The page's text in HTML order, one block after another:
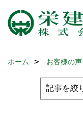
ホーム お客様の声